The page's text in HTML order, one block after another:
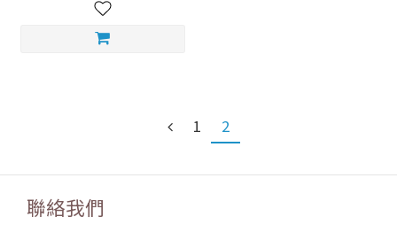
1 2
聯絡我們